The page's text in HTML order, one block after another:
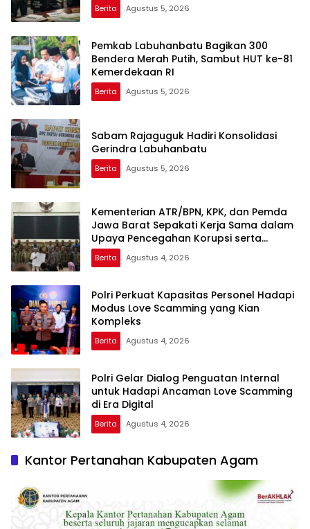
Berita Agustus 5, 2026
Pemkab Labuhanbatu Bagikan 300
Bendera Merah Putih, Sambut HUT ke-81
Kemerdekaan RI
Berita Agustus 5, 2026
Sabam Rajaguguk Hadiri Konsolidasi
Gerindra Labuhanbatu
Berita Agustus 5, 2026
Kementerian ATR/BPN, KPK, dan Pemda
Jawa Barat Sepakati Kerja Sama dalam
Upaya Pencegahan Korupsi serta
Penguatan Ekonomi Daerah
Berita Agustus 4, 2026
Polri Perkuat Kapasitas Personel Hadapi
Modus Love Scamming yang Kian
Kompleks
Berita Agustus 4, 2026
Polri Gelar Dialog Penguatan Internal
untuk Hadapi Ancaman Love Scamming
di Era Digital
Berita Agustus 4, 2026
Kantor Pertanahan Kabupaten Agam